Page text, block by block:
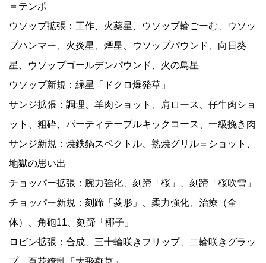
＝テンポ
ウソップ拡張：工作、火薬星、ウソップ輪ごーむ、ウソッ
プハンマー、火炎星、煙星、ウソップパウンド、向日葵
星、ウソップゴールデンパウンド、火の鳥星
ウソップ新規：緑星「ドクロ爆発草」
サンジ拡張：調理、羊肉ショット、肩ロース、仔牛肉ショ
ット、粗砕、パーティテーブルキックコース、一級挽き肉
サンジ新規：焼鉄鍋スペクトル、熟焼グリル＝ショット、
地獄の思い出
チョッパー拡張：腕力強化、刻蹄「桜」、刻蹄「桜吹雪」
チョッパー新規：刻蹄「菱形」、柔力強化、治療（全
体）、角砲11、刻蹄「椰子」
ロビン拡張：合成、三十輪咲きフリップ、二輪咲きグラッ